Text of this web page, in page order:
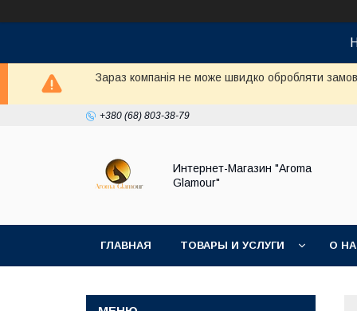
Зараз компанія не може швидко обробляти
+380 (68) 803-38-79
Интернет-Магазин "Aroma
Glamour"
ГЛАВНАЯ ТОВАРЫ И УСЛУГИ О